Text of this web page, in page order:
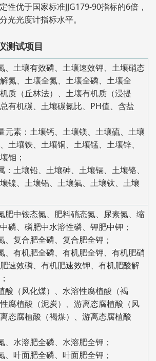
性优于国家标准JJG179-90指标的6倍，
光光度计指标水平。
测试项目
、土壤有效磷、土壤速效钾、土壤硝态
氮、土壤全氮、土壤全磷、土壤全
质（丘林法）、土壤有机质（浸提
有机碳、土壤碳氮比、PH值、含盐
元素：土壤钙、土壤镁、土壤硫、土壤
土壤铁、土壤铜、土壤锰、土壤锌、
钼；
：土壤铅、土壤砷、土壤镉、土壤铬、
镍、土壤铝、土壤氟、土壤钛、土壤
肥中铵态氮、肥料硝态氮、尿素氮、缩
磷、磷肥中水溶性磷、钾肥中钾；
、复合肥全磷、复合肥全钾；
、有机肥全磷、有机肥全钾、有机肥硝
速效磷、有机肥速效钾、有机肥酸解
酸（风化煤）、水溶性腐植酸（褐
腐植酸（泥炭）、游离态腐植酸（风
态腐植酸（褐煤）、游离态腐植酸
、水溶肥全磷、水溶肥全钾；
、叶面肥全磷、叶面肥全钾；